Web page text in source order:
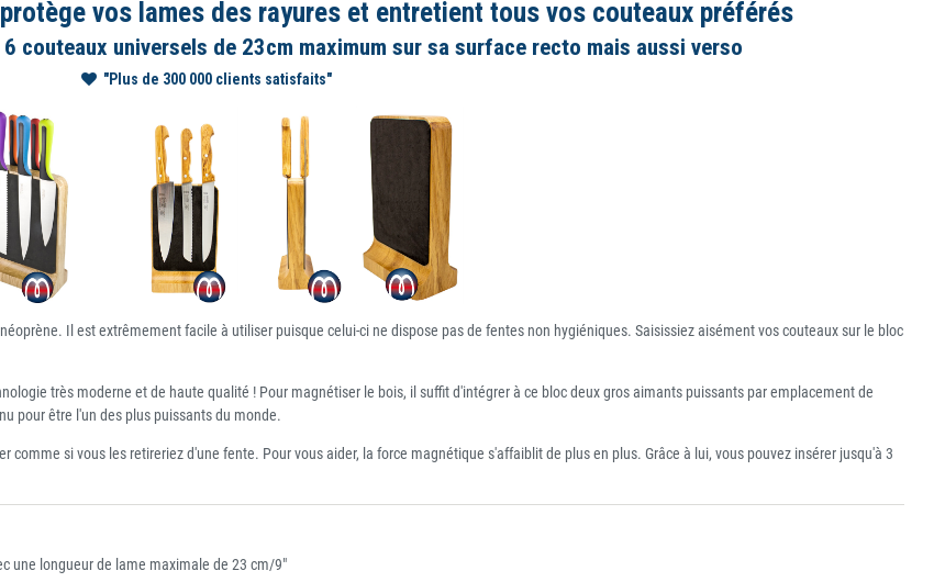
vos lames des rayures et entretient tous vos couteaux préférés
couteaux universels de 23cm maximum sur sa surface recto mais aussi verso
"Plus de 300 000 clients satisfaits"
Il est extrêmement facile à utiliser puisque celui-ci ne dispose pas de fentes non hygiéniques. Saisissiez aisément vos couteaux sur le bloc
très moderne et de haute qualité ! Pour magnétiser le bois, il suffit d'intégrer à ce bloc deux gros aimants puissants par emplacement de
pour être l'un des plus puissants du monde.
si vous les retireriez d'une fente. Pour vous aider, la force magnétique s'affaiblit de plus en plus. Grâce à lui, vous pouvez insérer jusqu'à 3
une longueur de lame maximale de 23 cm/9"